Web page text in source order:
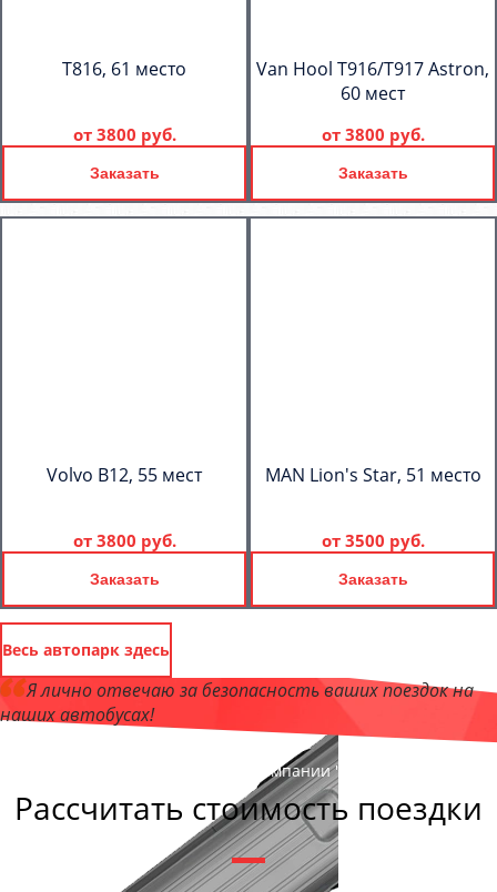
T816, 61 место
от 3800 руб.
Заказать
Van Hool T916/T917 Astron,
60 мест
от 3800 руб.
Заказать
Volvo B12, 55 мест
от 3800 руб.
Заказать
MAN Lion's Star, 51 место
от 3500 руб.
Заказать
Весь автопарк здесь
Я лично отвечаю за безопасность ваших поездок на
наших автобусах!
, директор компании "ТагилБас"
Рассчитать стоимость поездки